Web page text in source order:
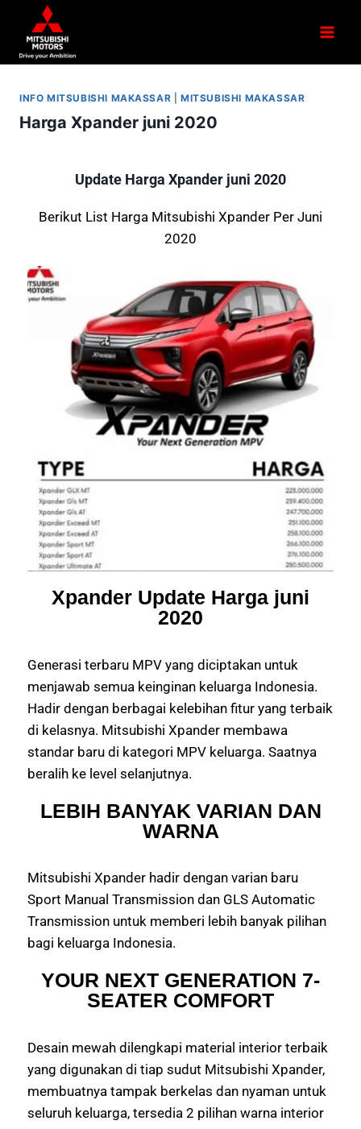
INFO MITSUBISHI MAKASSAR |MITSUBISHI MAKASSAR
Harga Xpander juni 2020
Update Harga Xpander juni 2020
Berikut List Harga Mitsubishi Xpander Per Juni
2020
Xpander Update Harga juni
2020
Generasi terbaru MPV yang diciptakan untuk
menjawab semua keinginan keluarga Indonesia.
Hadir dengan berbagai kelebihan fitur yang terbaik
di kelasnya. Mitsubishi Xpander membawa
standar baru di kategori MPV keluarga. Saatnya
beralih ke level selanjutnya.
LEBIH BANYAK VARIAN DAN
WARNA
Mitsubishi Xpander hadir dengan varian baru
Sport Manual Transmission dan GLS Automatic
Transmission untuk memberi lebih banyak pilihan
bagi keluarga Indonesia.
YOUR NEXT GENERATION 7-
SEATER COMFORT
Desain mewah dilengkapi material interior terbaik
yang digunakan di tiap sudut Mitsubishi Xpander,
membuatnya tampak berkelas dan nyaman untuk
seluruh keluarga, tersedia 2 pilihan warna interior